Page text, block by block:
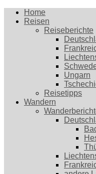
Home
Reisen
Reiseberichte
Ungarn
Reisetipps
Wandern